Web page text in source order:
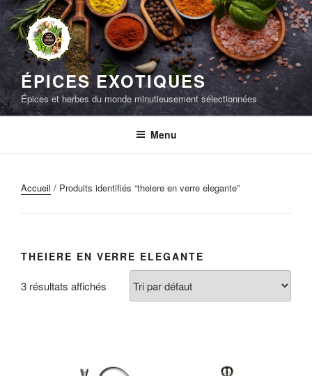
Aller
au
contenu
principal
ÉPICES EXOTIQUES
Épices et herbes du monde minutieusement sélectionnées
Menu
Accueil / Produits identifiés “theiere en verre elegante”
THEIERE EN VERRE ELEGANTE
3 résultats affichés